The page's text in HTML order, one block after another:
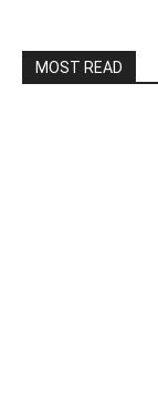
MOST READ